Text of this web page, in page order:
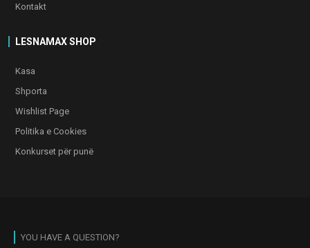
Kontakt
LESNAMAX SHOP
Kasa
Shporta
Wishlist Page
Politika e Cookies
Konkurset për punë
YOU HAVE A QUESTION?